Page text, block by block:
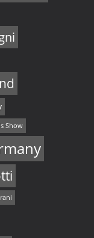
Show